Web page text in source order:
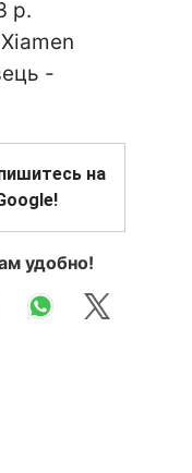
р.
-
на
удобно!